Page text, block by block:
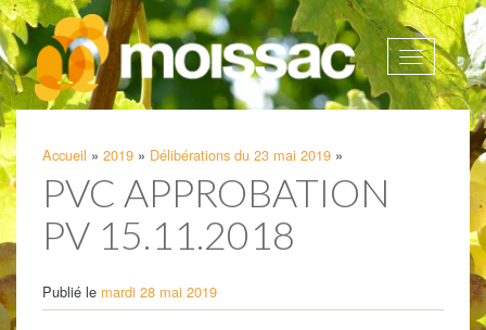
Afficher
la
Accueil » 2019 » Délibérations du 23 mai 2019 »
PVC APPROBATION
PV 15.11.2018
Publié le mardi 28 mai 2019